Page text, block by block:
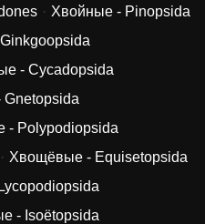
Хвойные - Pinopsida
- Cycadopsida
Gnetopsida
- Polypodiopsida
Хвощёвые - Equisetopsida
- Isoëtopsida